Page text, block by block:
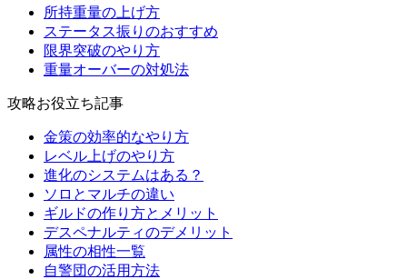
所持重量の上げ方
ステータス振りのおすすめ
限界突破のやり方
重量オーバーの対処法
攻略お役立ち記事
金策の効率的なやり方
レベル上げのやり方
進化のシステムはある？
ソロとマルチの違い
ギルドの作り方とメリット
デスペナルティのデメリット
属性の相性一覧
自警団の活用方法